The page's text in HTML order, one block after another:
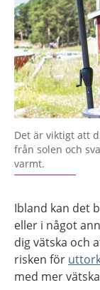
Det är viktigt att
från solen och
varmt.
Ibland kan det
eller i något
dig vätska och
risken för
med mer